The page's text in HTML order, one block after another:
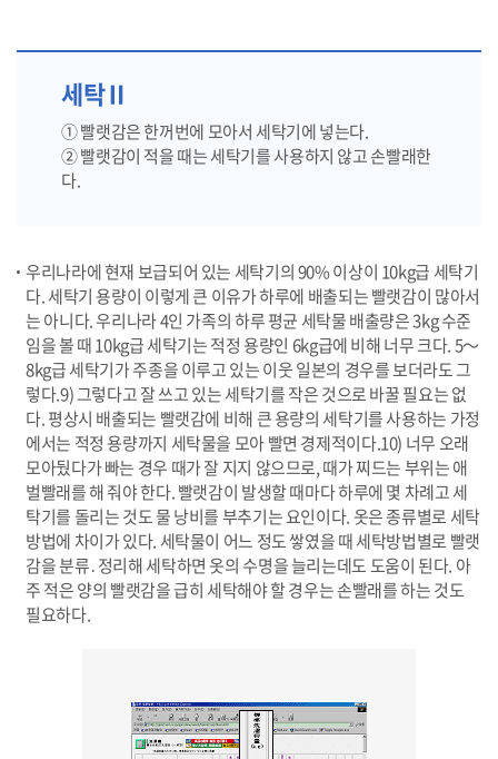
세탁Ⅱ
① 빨랫감은 한꺼번에 모아서 세탁기에 넣는다.
② 빨랫감이 적을 때는 세탁기를 사용하지 않고 손빨래한
다.
우리나라에 현재 보급되어 있는 세탁기의 90% 이상이 10kg급 세탁기
다. 세탁기 용량이 이렇게 큰 이유가 하루에 배출되는 빨랫감이 많아서
는 아니다. 우리나라 4인 가족의 하루 평균 세탁물 배출량은 3kg 수준
임을 볼 때 10kg급 세탁기는 적정 용량인 6kg급에 비해 너무 크다. 5～
8kg급 세탁기가 주종을 이루고 있는 이웃 일본의 경우를 보더라도 그
렇다.9) 그렇다고 잘 쓰고 있는 세탁기를 작은 것으로 바꿀 필요는 없
다. 평상시 배출되는 빨랫감에 비해 큰 용량의 세탁기를 사용하는 가정
에서는 적정 용량까지 세탁물을 모아 빨면 경제적이다.10) 너무 오래
모아뒀다가 빠는 경우 때가 잘 지지 않으므로, 때가 찌드는 부위는 애
벌빨래를 해 줘야 한다. 빨랫감이 발생할 때마다 하루에 몇 차례고 세
탁기를 돌리는 것도 물 낭비를 부추기는 요인이다. 옷은 종류별로 세탁
방법에 차이가 있다. 세탁물이 어느 정도 쌓였을 때 세탁방법별로 빨랫
감을 분류․정리해 세탁하면 옷의 수명을 늘리는데도 도움이 된다. 아
주 적은 양의 빨랫감을 급히 세탁해야 할 경우는 손빨래를 하는 것도
필요하다.